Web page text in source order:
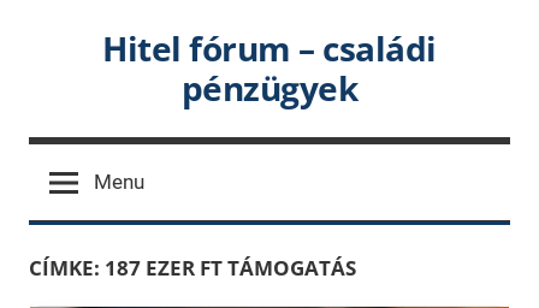
Hitel fórum – családi
pénzügyek
Menu
CÍMKE: 187 EZER FT TÁMOGATÁS